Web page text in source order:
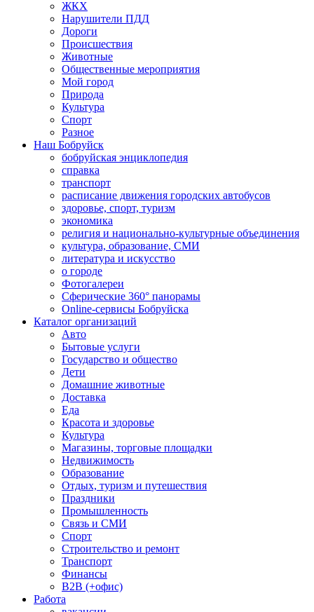
ЖКХ
Нарушители ПДД
Дороги
Происшествия
Животные
Общественные мероприятия
Мой город
Природа
Культура
Спорт
Разное
Наш Бобруйск
бобруйская энциклопедия
справка
транспорт
расписание движения городских автобусов
здоровье, спорт, туризм
экономика
религия и национально-культурные объединения
культура, образование, СМИ
литература и искусство
о городе
Фотогалереи
Сферические 360° панорамы
Online-сервисы Бобруйска
Каталог организаций
Авто
Бытовые услуги
Государство и общество
Дети
Домашние животные
Доставка
Еда
Красота и здоровье
Культура
Магазины, торговые площадки
Недвижимость
Образование
Отдых, туризм и путешествия
Праздники
Промышленность
Связь и СМИ
Спорт
Строительство и ремонт
Транспорт
Финансы
B2B (+офис)
Работа